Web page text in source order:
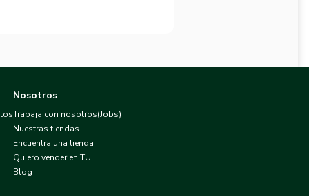
Nosotros
Trabaja con nosotros(Jobs)
Nuestras tiendas
Encuentra una tienda
Quiero vender en TUL
Blog